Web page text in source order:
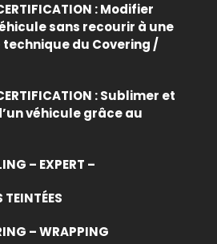
: Modifier
sans recourir à une
du Covering /
: Sublimer et
véhicule grâce au
– EXPERT –
– WRAPPING